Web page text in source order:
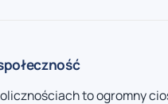
to ogromny